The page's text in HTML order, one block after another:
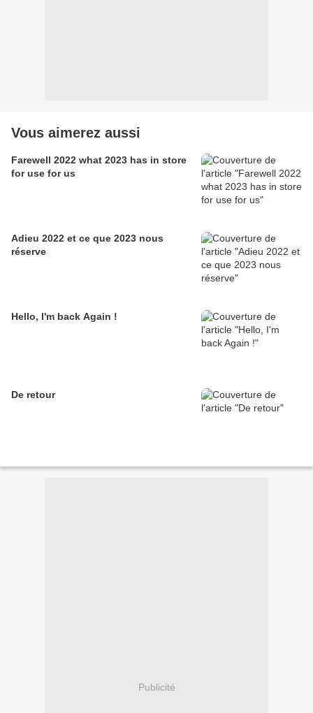
Vous aimerez aussi
Farewell 2022 what 2023 has in store
for use for us
Adieu 2022 et ce que 2023 nous
réserve
Hello, I'm back Again !
De retour
Publicité